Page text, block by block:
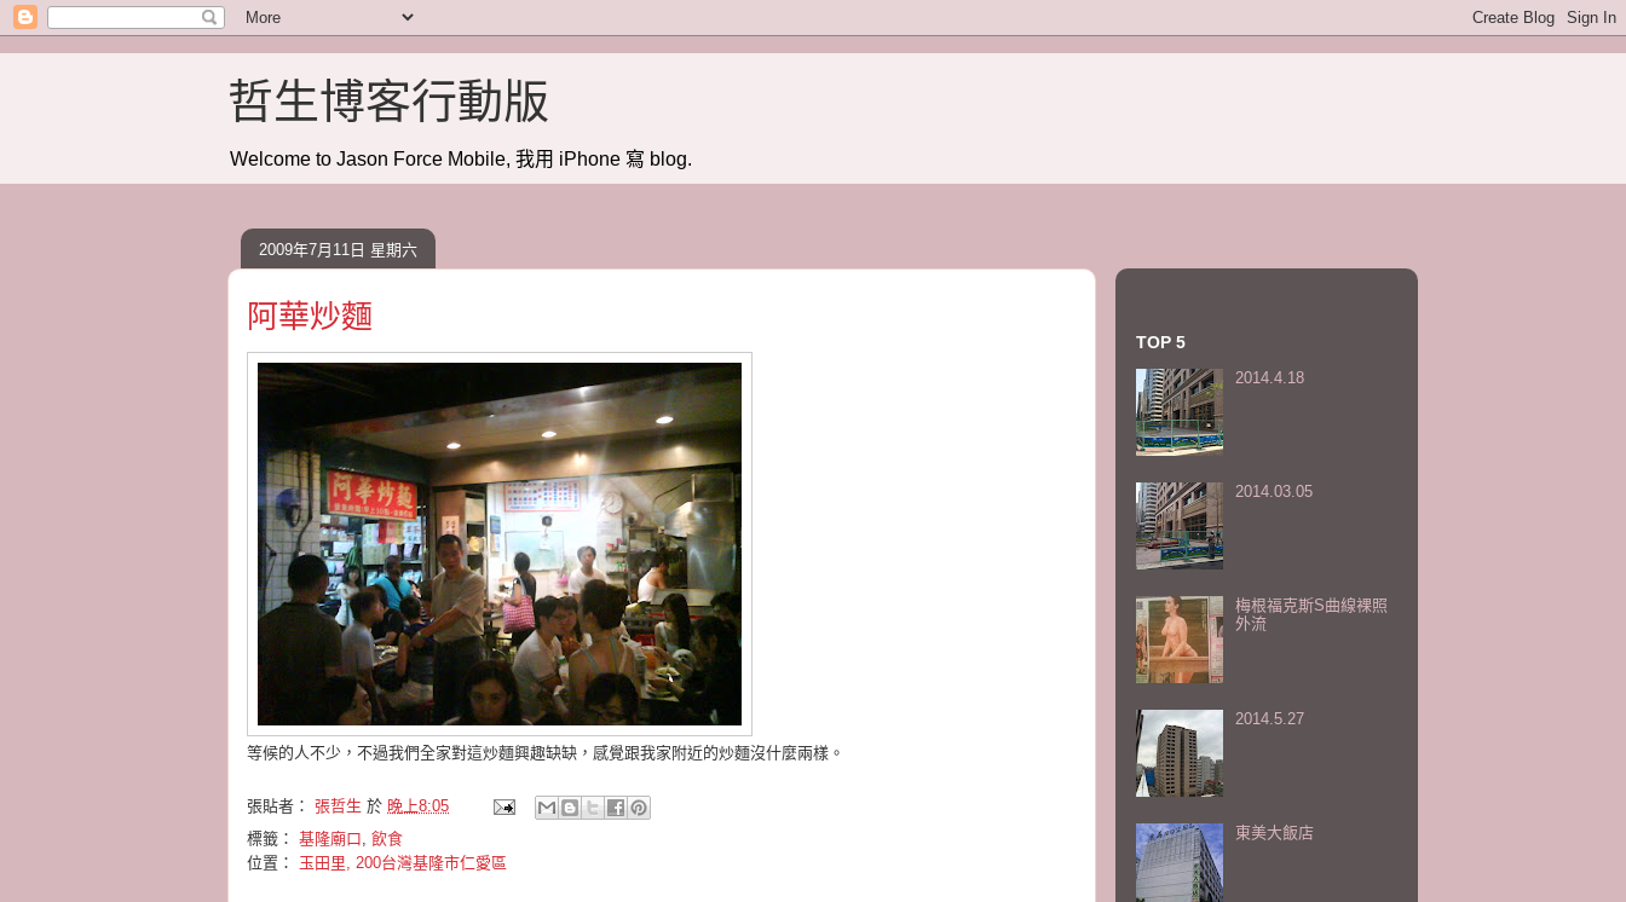
哲生博客行動版
Welcome to Jason Force Mobile, 我用 iPhone 寫 blog.
2009年7月11日 星期六
阿華炒麵
等候的人不少，不過我們全家對這炒麵興趣缺缺，感覺跟我家附近的炒麵沒什麼兩樣。
張貼者： 張哲生 於 晚上8:05
標籤： 基隆廟口, 飲食
位置： 玉田里, 200台灣基隆市仁愛區
TOP 5
2014.4.18
2014.03.05
梅根福克斯S曲線裸照
外流
2014.5.27
東美大飯店